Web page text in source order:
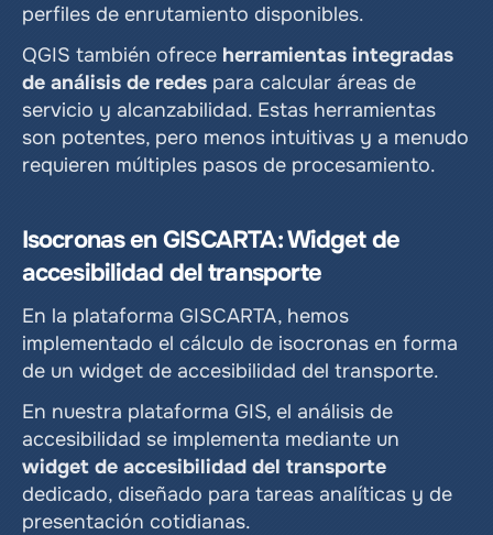
perfiles de enrutamiento disponibles.
QGIS también ofrece herramientas integradas
de análisis de redes para calcular áreas de
servicio y alcanzabilidad. Estas herramientas
son potentes, pero menos intuitivas y a menudo
requieren múltiples pasos de procesamiento.
Isocronas en GISCARTA: Widget de
accesibilidad del transporte
En la plataforma GISCARTA, hemos
implementado el cálculo de isocronas en forma
de un widget de accesibilidad del transporte.
En nuestra plataforma GIS, el análisis de
widget de accesibilidad del transporte
dedicado, diseñado para tareas analíticas y de
presentación cotidianas.